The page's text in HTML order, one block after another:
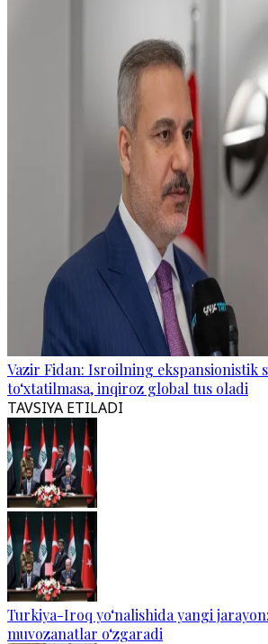
Vazir Fidan: Isroilning ekspansionistik
to‘xtatilmasa, inqiroz global tus oladi
TAVSIYA ETILADI
Turkiya-Iroq yo‘nalishida yangi
muvozanatlar o‘zgaradi